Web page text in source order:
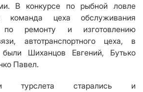
В конкурсе по рыбной ловле
команда цеха обслуживания
ремонту и изготовлению
автотранспортного цеха, в
были Шиханцов Евгений, Бутько
Павел.
турслета старались и